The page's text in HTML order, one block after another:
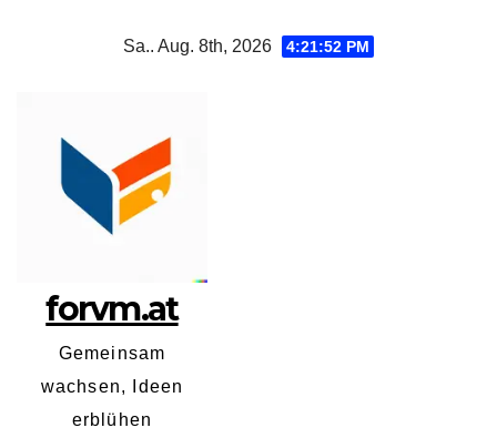
Sa.. Aug. 8th, 2026 4:21:53 PM
forvm.at
Gemeinsam
wachsen, Ideen
erblühen